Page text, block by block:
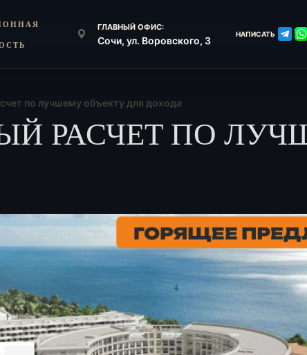
ГЛАВНЫЙ ОФИС:
Сочи, ул. Воровского, 3
НАПИСАТЬ
по лучшему объекту для дохода
РАСЧЕТ ПО